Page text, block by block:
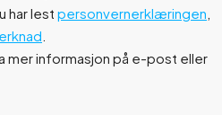
har lest personvernerklæringen
mer informasjon på e-post eller